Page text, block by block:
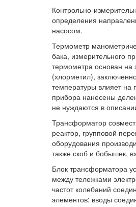
Контрольно-
определения
насосом.
Термометр
бака, измерительного
термометра основан
(хлорметил),
температуры влияет на
прибора нанесены
не нуждаются в
Трансформатор
реактор, групповой
оборудования
также скоб и бобышек,
Блок трансформатора
между тележками
частот колебаний
элементов: вводы